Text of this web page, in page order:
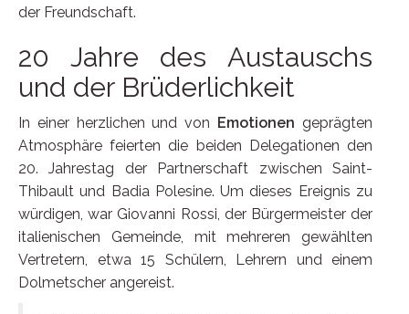
der Freundschaft.
20 Jahre des Austauschs
und der Brüderlichkeit
In einer herzlichen und von Emotionen geprägten
Atmosphäre feierten die beiden Delegationen den
20. Jahrestag der Partnerschaft zwischen Saint-
Thibault und Badia Polesine. Um dieses Ereignis zu
würdigen, war Giovanni Rossi, der Bürgermeister der
italienischen Gemeinde, mit mehreren gewählten
Vertretern, etwa 15 Schülern, Lehrern und einem
Dolmetscher angereist.